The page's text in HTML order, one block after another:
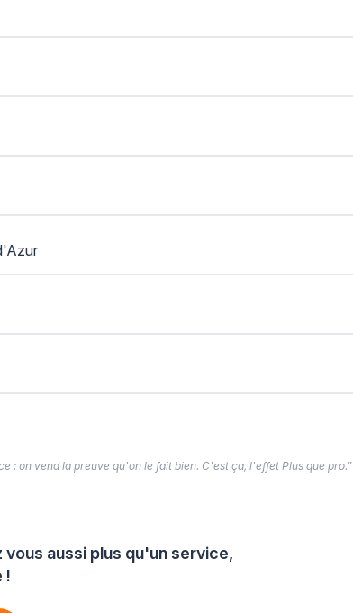
aussi plus qu'un service,
!
: on vend la preuve qu'on le fait bien. C'est ça, l'effet Plus que pro.”